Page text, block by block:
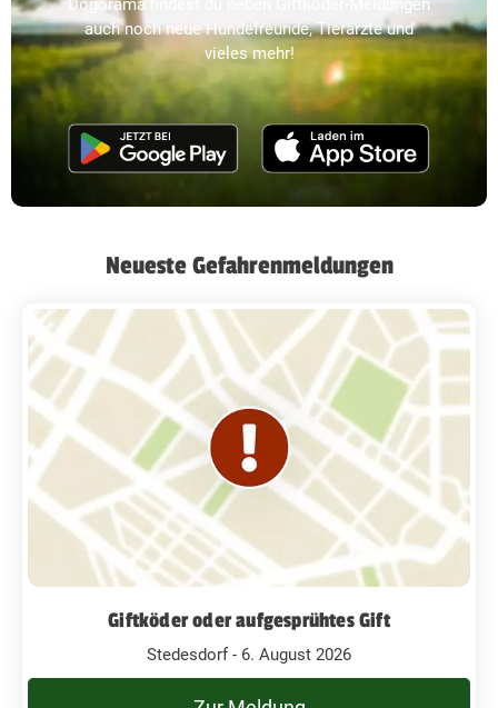
auch noch neue Hundefreunde, Tierärzte und
vieles mehr!
Neueste Gefahrenmeldungen
Giftköder oder aufgesprühtes Gift
Stedesdorf - 6. August 2026